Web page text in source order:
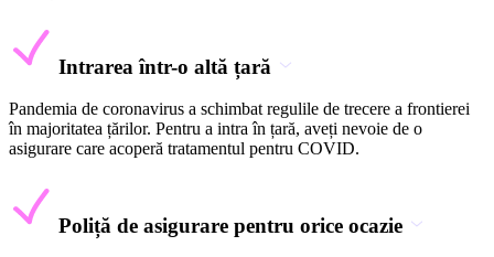
Intrarea într-o altă țară
Pandemia de coronavirus a schimbat regulile de trecere a frontierei
în majoritatea țărilor. Pentru a intra în țară, aveți nevoie de o
asigurare care acoperă tratamentul pentru COVID.
Poliță de asigurare pentru orice ocazie